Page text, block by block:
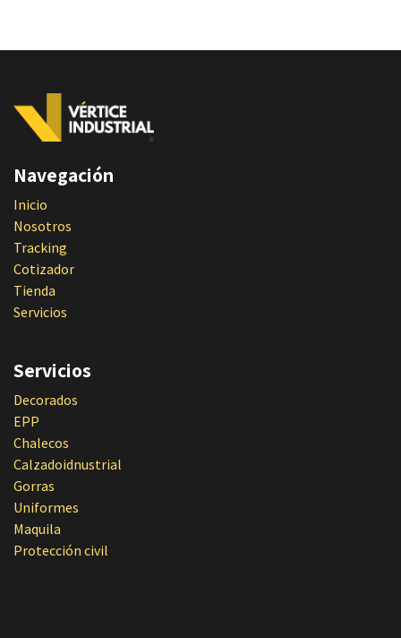
Navegación
Inicio
Nosotros
Tracking
Cotizador
Tienda
Servicios
Servicios
Decorados
EPP
Chalecos
Calzadoidnustrial
Gorras
Uniformes
Maquila
Protección civil